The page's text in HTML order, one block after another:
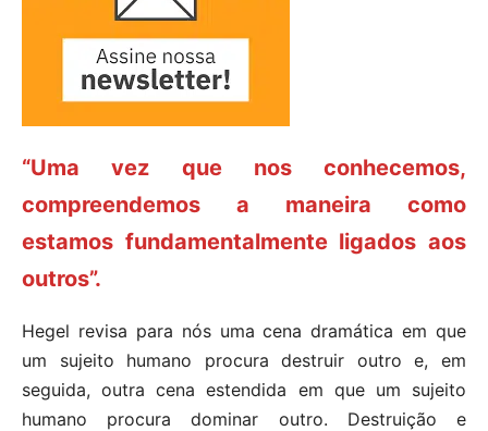
“Uma vez que nos conhecemos,
compreendemos a maneira como
estamos fundamentalmente ligados aos
outros”.
Hegel revisa para nós uma cena dramática em que
um sujeito humano procura destruir outro e, em
seguida, outra cena estendida em que um sujeito
humano procura dominar outro. Destruição e